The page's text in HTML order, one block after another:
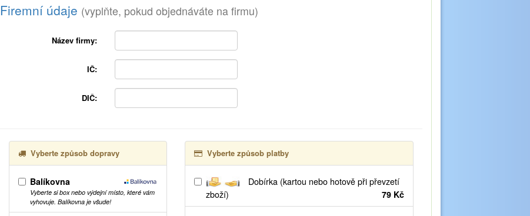
Firemní údaje (vyplňte, pokud objednáváte na firmu)
Název firmy:
IČ:
DIČ:
Vyberte způsob dopravy
Balíkovna
Vyberte si box nebo výdejní místo, které vám
vyhovuje. Balíkovna je všude!
Vyberte způsob platby
Dobírka (kartou nebo hotově při převzetí
zboží)
79 Kč